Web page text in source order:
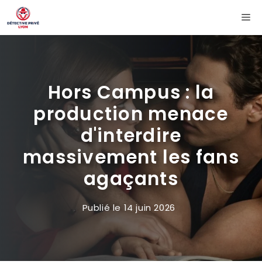
Aller
au
contenu
Hors Campus : la
production menace
d'interdire
massivement les fans
agaçants
Publié le 14 juin 2026